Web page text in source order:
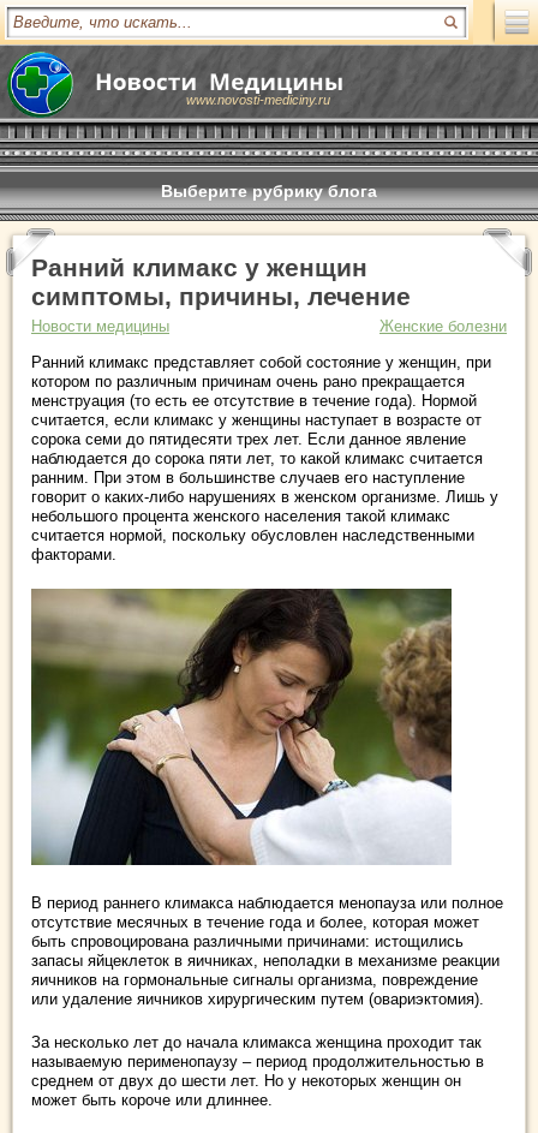
www.novosti-mediciny.ru
Выберите рубрику блога
Ранний климакс у женщин
симптомы, причины, лечение
Новости медицины
Женские болезни
Ранний климакс представляет собой состояние у женщин, при
котором по различным причинам очень рано прекращается
менструация (то есть ее отсутствие в течение года). Нормой
считается, если климакс у женщины наступает в возрасте от
сорока семи до пятидесяти трех лет. Если данное явление
наблюдается до сорока пяти лет, то какой климакс считается
ранним. При этом в большинстве случаев его наступление
говорит о каких-либо нарушениях в женском организме. Лишь у
небольшого процента женского населения такой климакс
считается нормой, поскольку обусловлен наследственными
факторами.
В период раннего климакса наблюдается менопауза или полное
отсутствие месячных в течение года и более, которая может
быть спровоцирована различными причинами: истощились
запасы яйцеклеток в яичниках, неполадки в механизме реакции
яичников на гормональные сигналы организма, повреждение
или удаление яичников хирургическим путем (овариэктомия).
За несколько лет до начала климакса женщина проходит так
называемую перименопаузу – период продолжительностью в
среднем от двух до шести лет. Но у некоторых женщин он
может быть короче или длиннее.